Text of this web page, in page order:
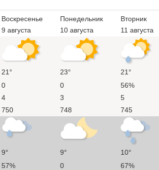
Воскресенье
9 августа
Понедельник
10 августа
Вторник
11 августа
21° 23° 21°
0 0 56%
4 3 5
750 748 745
9° 9° 10°
57% 0 67%